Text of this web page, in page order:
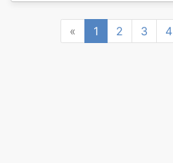
« Previous
1 2 3 4